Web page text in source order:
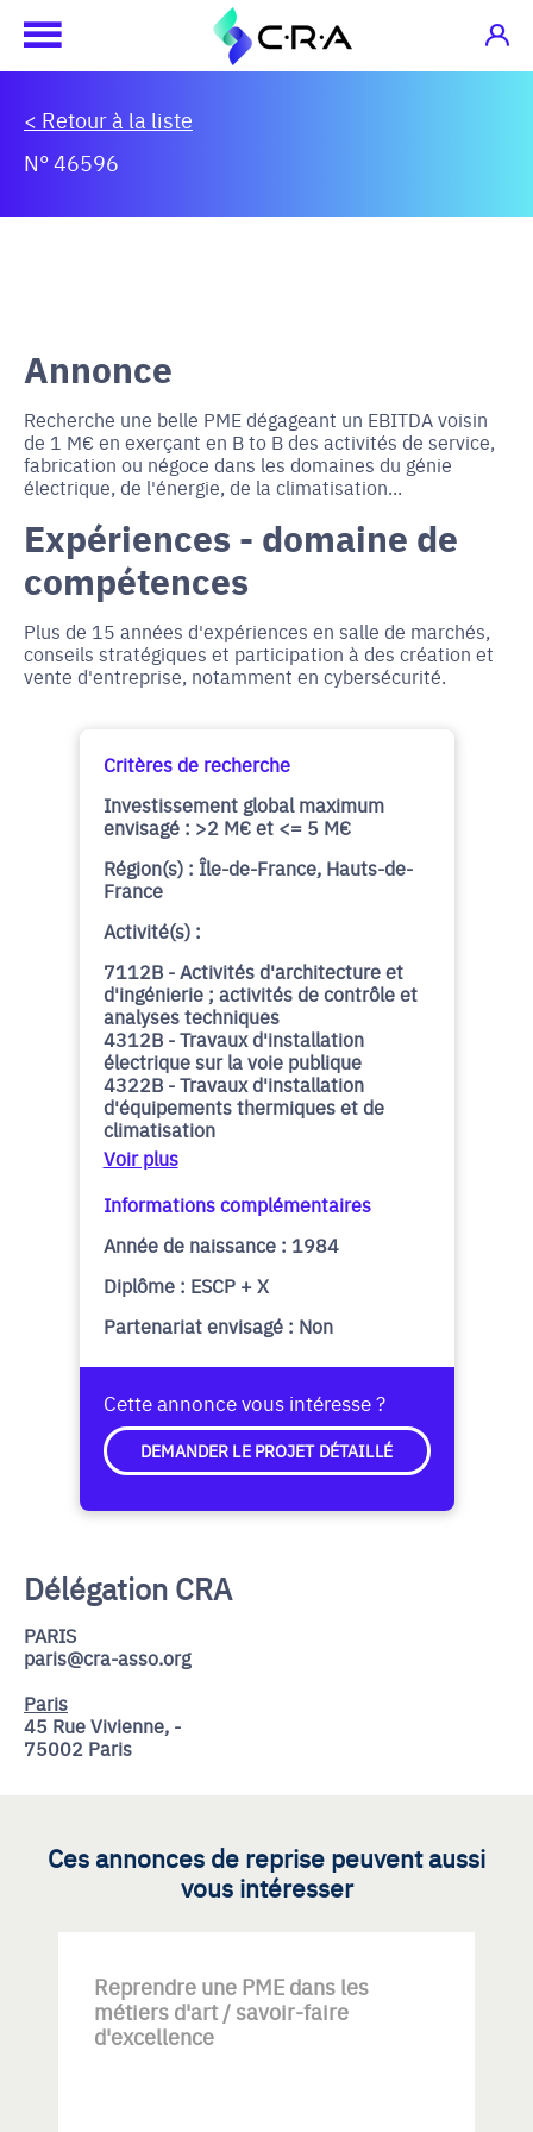
< Retour à la liste
N° 46596
Annonce
Recherche une belle PME dégageant un EBITDA voisin
de 1 M€ en exerçant en B to B des activités de service,
fabrication ou négoce dans les domaines du génie
électrique, de l'énergie, de la climatisation...
Expériences - domaine de
compétences
Plus de 15 années d'expériences en salle de marchés,
conseils stratégiques et participation à des création et
vente d'entreprise, notamment en cybersécurité.
Critères de recherche
Investissement global maximum
envisagé : >2 M€ et <= 5 M€
Région(s) : Île-de-France, Hauts-de-
France
Activité(s) :
7112B - Activités d'architecture et
d'ingénierie ; activités de contrôle et
analyses techniques
4312B - Travaux d'installation
électrique sur la voie publique
4322B - Travaux d'installation
d'équipements thermiques et de
climatisation
Voir plus
Informations complémentaires
Année de naissance : 1984
Diplôme : ESCP + X
Partenariat envisagé : Non
Cette annonce vous intéresse ?
DEMANDER LE PROJET DÉTAILLÉ
Délégation CRA
PARIS
paris@cra-asso.org
Paris
45 Rue Vivienne, -
75002 Paris
Ces annonces de reprise peuvent aussi
vous intéresser
Reprendre une PME dans les
métiers d'art / savoir-faire
d'excellence